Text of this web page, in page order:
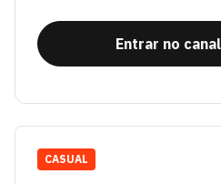
Entrar no
CASUAL